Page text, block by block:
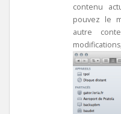
contenu
pouvez le
autre